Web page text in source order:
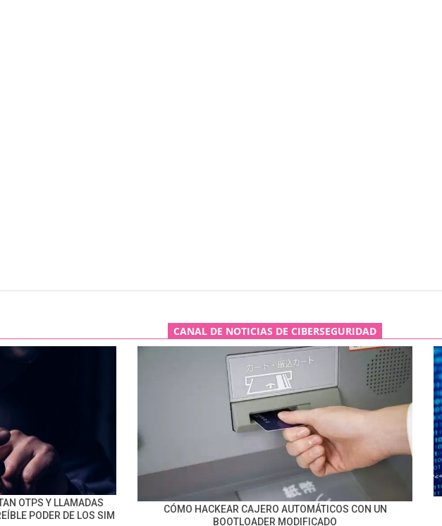
CANAL DE NOTICIAS DE CIBERSEGURIDAD
OTPS Y LLAMADAS
PODER DE LOS SIM
CÓMO HACKEAR CAJERO AUTOMÁTICOS CON UN
BOOTLOADER MODIFICADO